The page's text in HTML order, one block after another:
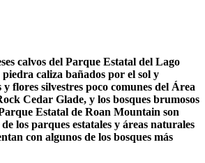
calvos del Parque Estatal del Lago
caliza bañados por el sol y
flores silvestres poco comunes del Área
Cedar Glade, y los bosques brumosos
Estatal de Roan Mountain son
los parques estatales y áreas naturales
con algunos de los bosques más